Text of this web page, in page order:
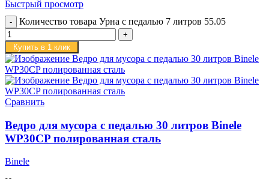
Быстрый просмотр
Количество товара Урна с педалью 7 литров 55.05
Купить в 1 клик
Сравнить
Ведро для мусора с педалью 30 литров Binele
WP30CP полированная сталь
Binele